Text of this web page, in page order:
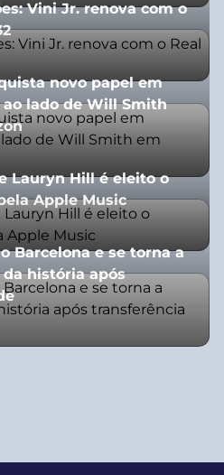
Vini Jr. renova com o
novo papel em
lado de Will Smith
Lauryn Hill é eleito o
Apple Music
Barcelona e se torna a
história após